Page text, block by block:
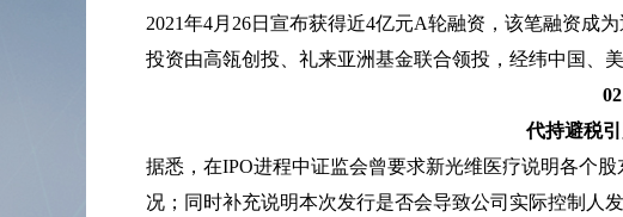
2021年4月26日宣布获得近4亿元A轮融资，该笔融资成
投资由高瓴创投、礼来亚洲基金联合领投，经纬中国、
02
代持避税
据悉，在IPO进程中证监会曾要求新光维医疗说明各个
况；同时补充说明本次发行是否会导致公司实际控制人